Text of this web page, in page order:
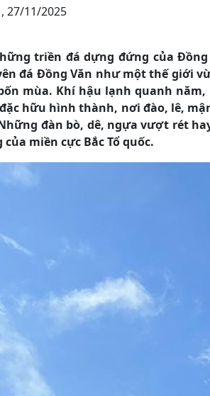
27/11/2025
triền đá dựng đứng của
đá Đồng Văn như một thế giới
mùa. Khí hậu lạnh quanh
hữu hình thành, nơi đào, lê,
đàn bò, dê, ngựa vượt rét
của miền cực Bắc Tổ quốc.